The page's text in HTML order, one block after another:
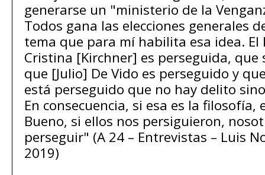
generarse un "ministerio de la
Todos gana las elecciones generales
tema que para mí habilita esa idea.
Cristina [Kirchner] es perseguida,
que [Julio] De Vido es perseguido y
está perseguido que no hay delito
En consecuencia, si esa es la filosofía,
Bueno, si ellos nos persiguieron,
perseguir" (A 24 – Entrevistas – Luis
2019)